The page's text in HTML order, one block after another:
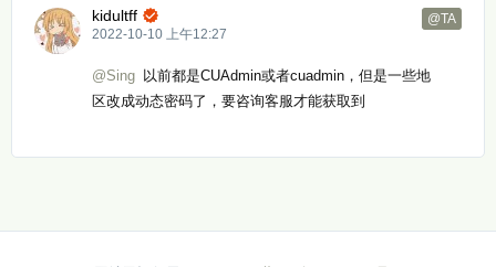
kidultff @TA

2022-10-10 上午12:27
@Sing 以前都是CUAdmin或者cuadmin，但是一些地
区改成动态密码了，要咨询客服才能获取到